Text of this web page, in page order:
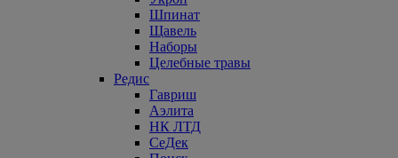
Шпинат
Щавель
Наборы
Целебные травы
Редис
Гавриш
Аэлита
НК ЛТД
СеДек